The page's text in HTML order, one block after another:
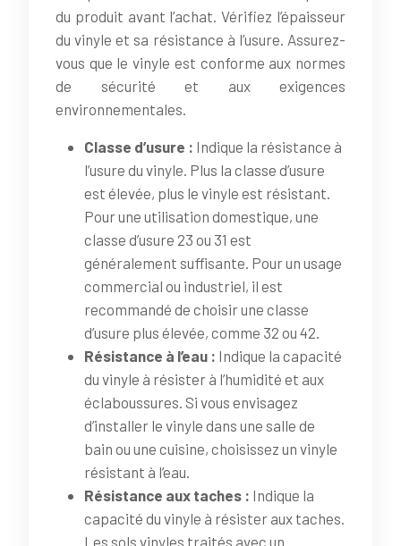
du produit avant l’achat. Vérifiez l’épaisseur
du vinyle et sa résistance à l’usure. Assurez-
vous que le vinyle est conforme aux normes
de sécurité et aux exigences
environnementales.
Classe d’usure : Indique la résistance à
l’usure du vinyle. Plus la classe d’usure
est élevée, plus le vinyle est résistant.
Pour une utilisation domestique, une
classe d’usure 23 ou 31 est
généralement suffisante. Pour un usage
commercial ou industriel, il est
recommandé de choisir une classe
d’usure plus élevée, comme 32 ou 42.
Résistance à l’eau : Indique la capacité
du vinyle à résister à l’humidité et aux
éclaboussures. Si vous envisagez
d’installer le vinyle dans une salle de
bain ou une cuisine, choisissez un vinyle
résistant à l’eau.
Résistance aux taches : Indique la
capacité du vinyle à résister aux taches.
Les sols vinyles traités avec un